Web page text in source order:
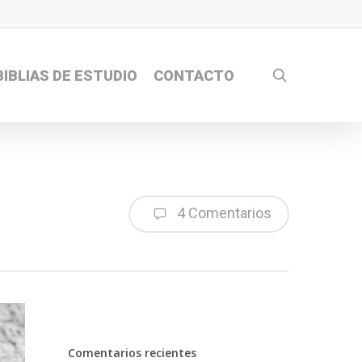
DE ESTUDIO CONTACTO
4 Comentarios
Comentarios recientes